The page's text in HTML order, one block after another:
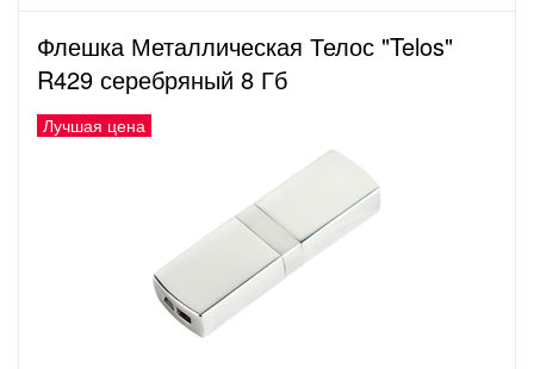
Флешка Металлическая Телос "Telos"
R429 серебряный 8 Гб
Лучшая цена